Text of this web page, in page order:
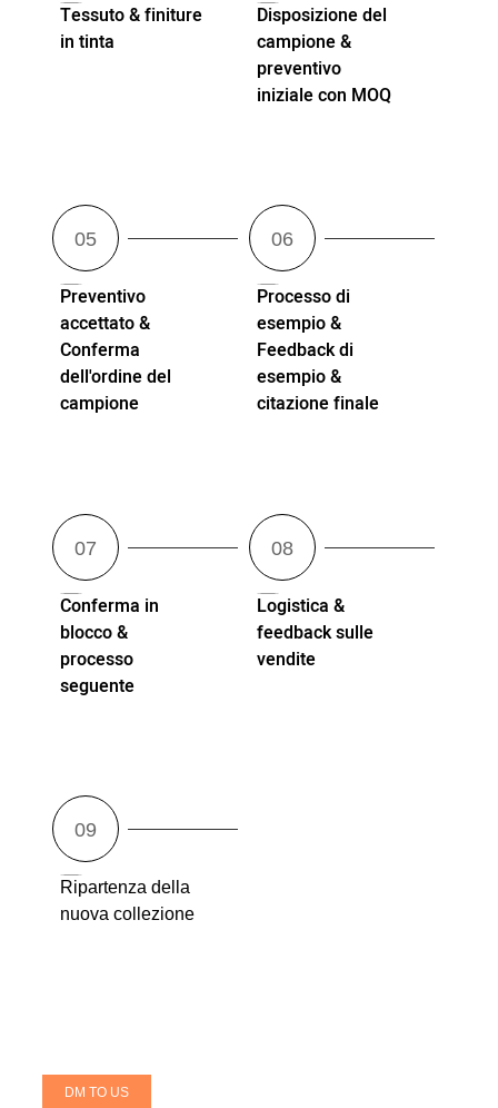
Tessuto & finiture
in tinta
Disposizione del
campione &
preventivo
iniziale con MOQ
Preventivo
accettato &
Conferma
dell'ordine del
campione
Processo di
esempio &
Feedback di
esempio &
citazione finale
Conferma in
blocco &
processo
seguente
Logistica &
feedback sulle
vendite
Ripartenza della
nuova collezione
DM TO US